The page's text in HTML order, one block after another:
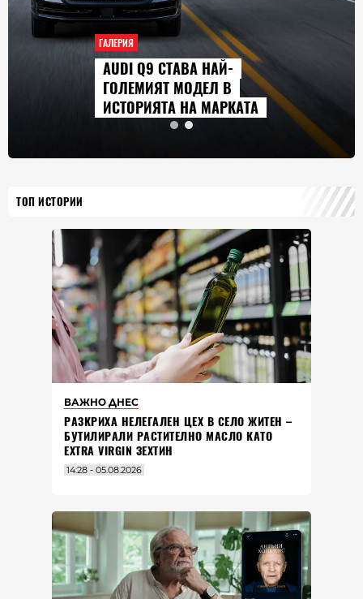
ГАЛЕРИЯ
AUDI Q9 СТАВА НАЙ-
ГОЛЕМИЯТ МОДЕЛ В
ИСТОРИЯТА НА МАРКАТА
ТОП ИСТОРИИ
ВАЖНО ДНЕС
РАЗКРИХА НЕЛЕГАЛЕН ЦЕХ В СЕЛО ЖИТЕН –
БУТИЛИРАЛИ РАСТИТЕЛНО МАСЛО КАТО
EXTRA VIRGIN ЗЕХТИН
14:28 - 05.08.2026